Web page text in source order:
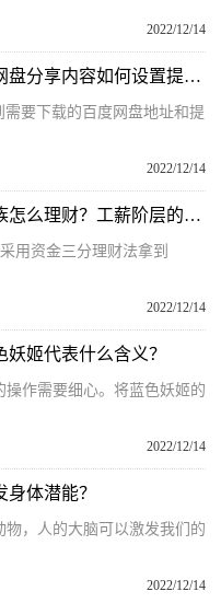
2022/12/14
百度网盘提取码如何使用？百度网盘分享内容如何设置提取码？
要下载的百度网盘地址和提
2022/12/14
月薪3000理财方法有哪些？工薪族怎么理财？工薪阶层的理财方法
2022/12/14
姬代表什么含义？
作需要细心。将蓝色妖姬的
2022/12/14
体潜能？
，人的大脑可以激发我们的
2022/12/14